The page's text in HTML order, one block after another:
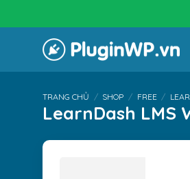
TRANG CHỦ / SHOP / FREE /
LearnDash LMS